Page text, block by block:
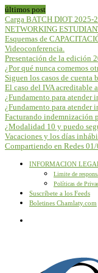
últimos post
Carga BATCH DIOT 2025-
NETWORKING
Esquemas de
Videoconferencia.
Presentación de la edición
¿Por qué nunca comemos
Siguen los casos de cuenta
El caso del IVA acreditable
¿Fundamento para atender
¿Fundamento para atender
Facturando indemnización
¿Modalidad 10 y puedo
Vacaciones y los días
Compartiendo en Redes
INFORMACION
Limite de
Políticas de
Suscríbete a los Feeds
Boletines Chamlaty.com